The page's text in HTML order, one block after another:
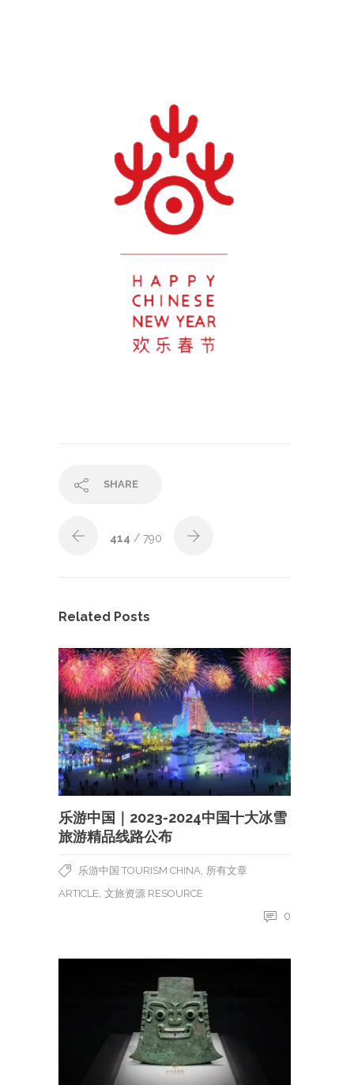
SHARE
414 / 790
Related Posts
乐游中国｜2023-2024中国十大冰雪
旅游精品线路公布
乐游中国 TOURISM CHINA, 所有文章
ARTICLE, 文旅资源 RESOURCE
0